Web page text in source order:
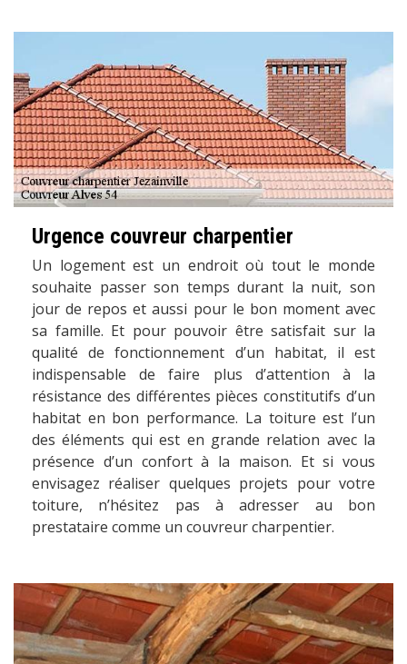
Urgence couvreur charpentier
Un logement est un endroit où tout le monde
souhaite passer son temps durant la nuit, son
jour de repos et aussi pour le bon moment avec
sa famille. Et pour pouvoir être satisfait sur la
qualité de fonctionnement d’un habitat, il est
indispensable de faire plus d’attention à la
résistance des différentes pièces constitutifs d’un
habitat en bon performance. La toiture est l’un
des éléments qui est en grande relation avec la
présence d’un confort à la maison. Et si vous
envisagez réaliser quelques projets pour votre
toiture, n’hésitez pas à adresser au bon
prestataire comme un couvreur charpentier.